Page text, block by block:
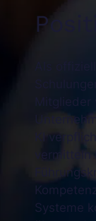
KI
Systeme